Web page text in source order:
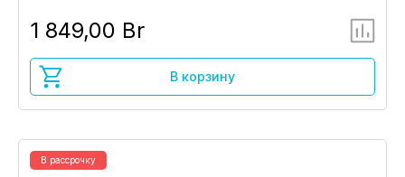
1 849,00 Br
В корзину
В рассрочку